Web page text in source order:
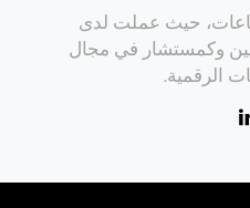
حيث عملت لدى
وكمستشار في مجال
الرقمية.